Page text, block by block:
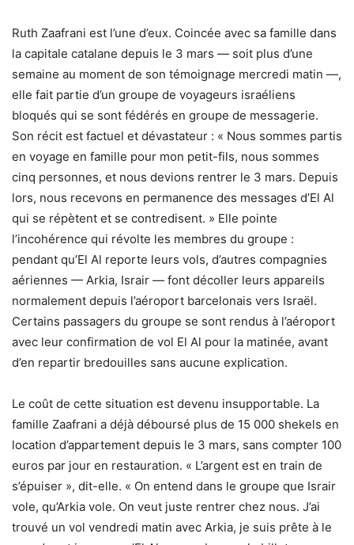
Ruth Zaafrani est l’une d’eux. Coincée avec sa famille dans
la capitale catalane depuis le 3 mars — soit plus d’une
semaine au moment de son témoignage mercredi matin —,
elle fait partie d’un groupe de voyageurs israéliens
bloqués qui se sont fédérés en groupe de messagerie.
Son récit est factuel et dévastateur : « Nous sommes partis
en voyage en famille pour mon petit-fils, nous sommes
cinq personnes, et nous devions rentrer le 3 mars. Depuis
lors, nous recevons en permanence des messages d’El Al
qui se répètent et se contredisent. » Elle pointe
l’incohérence qui révolte les membres du groupe :
pendant qu’El Al reporte leurs vols, d’autres compagnies
aériennes — Arkia, Israir — font décoller leurs appareils
normalement depuis l’aéroport barcelonais vers Israël.
Certains passagers du groupe se sont rendus à l’aéroport
avec leur confirmation de vol El Al pour la matinée, avant
d’en repartir bredouilles sans aucune explication.
Le coût de cette situation est devenu insupportable. La
famille Zaafrani a déjà déboursé plus de 15 000 shekels en
location d’appartement depuis le 3 mars, sans compter 100
euros par jour en restauration. « L’argent est en train de
s’épuiser », dit-elle. « On entend dans le groupe que Israir
vole, qu’Arkia vole. On veut juste rentrer chez nous. J’ai
trouvé un vol vendredi matin avec Arkia, je suis prête à le